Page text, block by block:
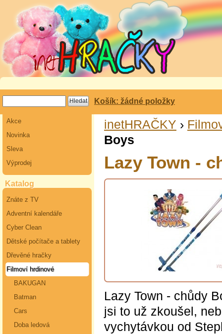
Košík: žádné položky
Akce
Novinka
Sleva
Výprodej
Katalog
Znáte z TV
Adventní kalendáře
Cyber Clean
Dětské počítače a tablety
Dřevěné hračky
Filmoví hrdinové
BAKUGAN
Batman
Cars
Doba ledová
inetHRAČKY ›
Boys
Lazy Town -
Lazy Town - chůdy
jsi to už zkoušel,
vychytávkou od